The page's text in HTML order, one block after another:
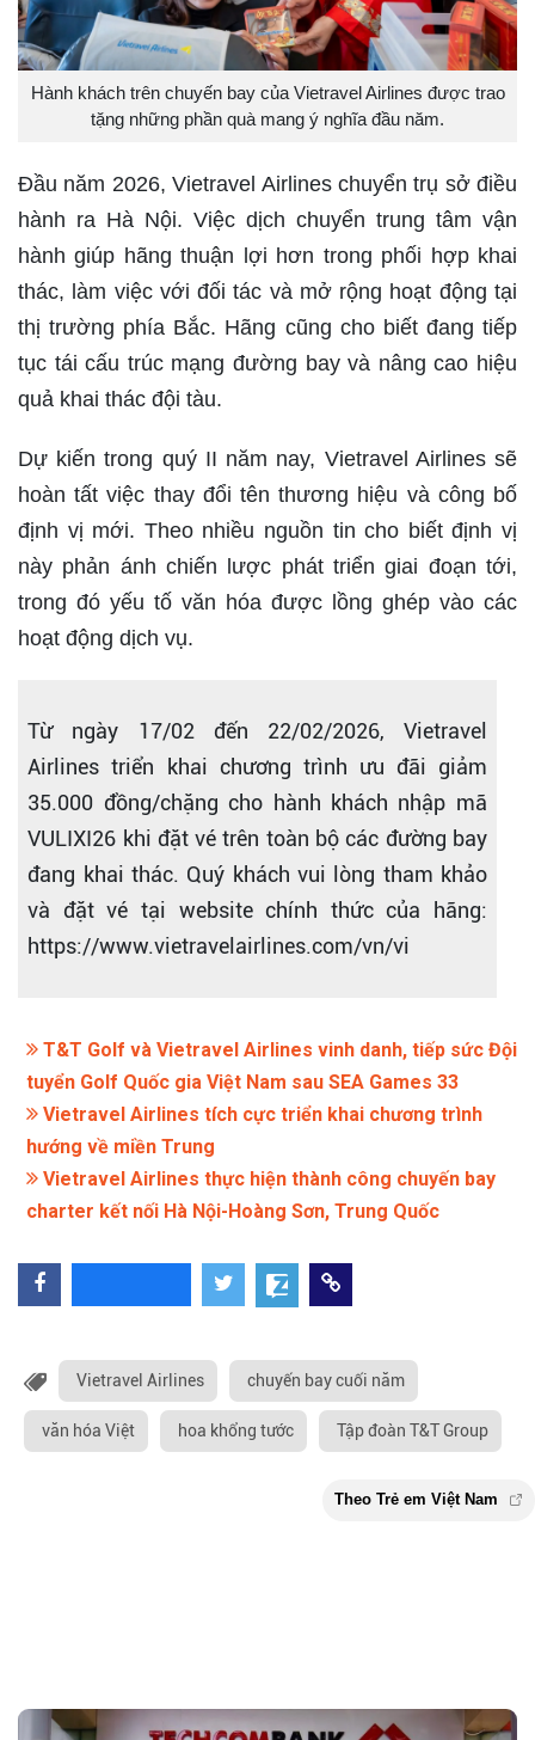
Hành khách trên chuyến bay của Vietravel Airlines được trao
tặng những phần quà mang ý nghĩa đầu năm.
Đầu năm 2026, Vietravel Airlines chuyển trụ sở điều
hành ra Hà Nội. Việc dịch chuyển trung tâm vận
hành giúp hãng thuận lợi hơn trong phối hợp khai
thác, làm việc với đối tác và mở rộng hoạt động tại
thị trường phía Bắc. Hãng cũng cho biết đang tiếp
tục tái cấu trúc mạng đường bay và nâng cao hiệu
quả khai thác đội tàu.
Dự kiến trong quý II năm nay, Vietravel Airlines sẽ
hoàn tất việc thay đổi tên thương hiệu và công bố
định vị mới. Theo nhiều nguồn tin cho biết định vị
này phản ánh chiến lược phát triển giai đoạn tới,
trong đó yếu tố văn hóa được lồng ghép vào các
hoạt động dịch vụ.
Từ ngày 17/02 đến 22/02/2026, Vietravel
Airlines triển khai chương trình ưu đãi giảm
35.000 đồng/chặng cho hành khách nhập mã
VULIXI26 khi đặt vé trên toàn bộ các đường bay
đang khai thác. Quý khách vui lòng tham khảo
và đặt vé tại website chính thức của hãng:
https://www.vietravelairlines.com/vn/vi
T&T Golf và Vietravel Airlines vinh danh, tiếp sức Đội
tuyển Golf Quốc gia Việt Nam sau SEA Games 33
Vietravel Airlines tích cực triển khai chương trình
hướng về miền Trung
Vietravel Airlines thực hiện thành công chuyến bay
charter kết nối Hà Nội-Hoàng Sơn, Trung Quốc
Vietravel Airlines chuyến bay cuối năm
văn hóa Việt hoa khổng tước Tập đoàn T&T Group